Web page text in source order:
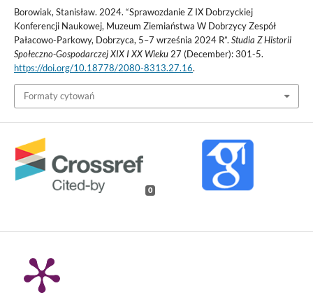
Borowiak, Stanisław. 2024. “Sprawozdanie Z IX Dobrzyckiej
Konferencji Naukowej, Muzeum Ziemiaństwa W Dobrzycy Zespół
Pałacowo-Parkowy, Dobrzyca, 5–7 września 2024 R”. Studia Z Historii
Społeczno-Gospodarczej XIX I XX Wieku27 (December): 301-5.
https://doi.org/10.18778/2080-8313.27.16.
Formaty cytowań
0